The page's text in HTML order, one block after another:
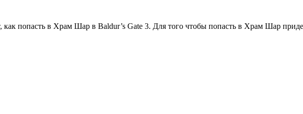
как попасть в Храм Шар в Baldur’s Gate 3. Для того чтобы попасть в Храм Шар